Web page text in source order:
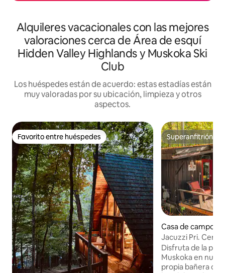
Alquileres vacacionales con las mejores
valoraciones cerca de Área de esquí
Hidden Valley Highlands y Muskoka Ski
Club
Los huéspedes están de acuerdo: estas estadías están
muy valoradas por su ubicación, limpieza y otros
aspectos.
Favorito entre huéspedes
Favorito entre huéspedes Superanfitrión
Superanfitrión
Casa de campo
e
Jacuzzi Pri. Cerca
Muskoka para 2
Disfruta de la
Muskoka en
propia bañera de